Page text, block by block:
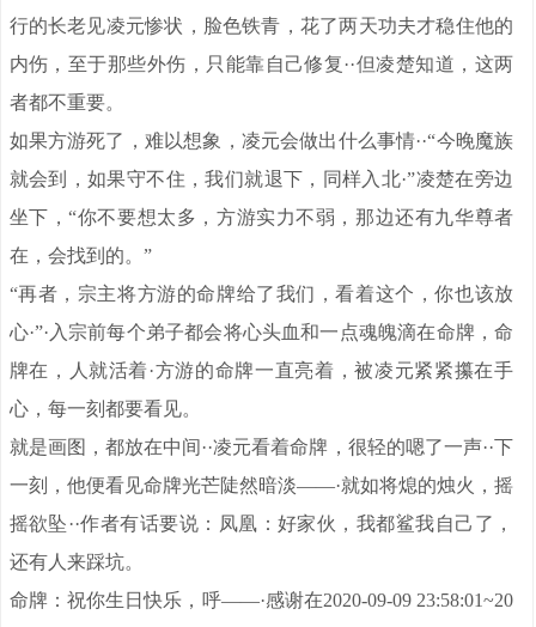
行的长老见凌元惨状，脸色铁青，花了两天功夫才稳住他的
内伤，至于那些外伤，只能靠自己修复··但凌楚知道，这两
者都不重要。
如果方游死了，难以想象，凌元会做出什么事情··“今晚魔族
就会到，如果守不住，我们就退下，同样入北·”凌楚在旁边
坐下，“你不要想太多，方游实力不弱，那边还有九华尊者
在，会找到的。”
“再者，宗主将方游的命牌给了我们，看着这个，你也该放
心·”·入宗前每个弟子都会将心头血和一点魂魄滴在命牌，命
牌在，人就活着·方游的命牌一直亮着，被凌元紧紧攥在手
心，每一刻都要看见。
就是画图，都放在中间··凌元看着命牌，很轻的嗯了一声··下
一刻，他便看见命牌光芒陡然暗淡——·就如将熄的烛火，摇
摇欲坠··作者有话要说：凤凰：好家伙，我都鲨我自己了，
还有人来踩坑。
命牌：祝你生日快乐，呼——·感谢在2020-09-09 23:58:01~20